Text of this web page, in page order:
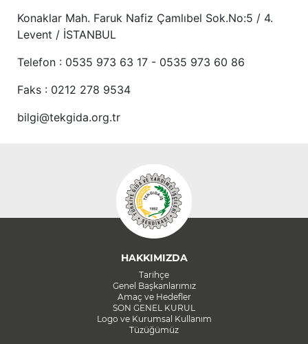
Konaklar Mah. Faruk Nafiz Çamlıbel Sok.No:5 / 4.
Levent / İSTANBUL
Telefon : 0535 973 63 17 - 0535 973 60 86
Faks : 0212 278 9534
bilgi@tekgida.org.tr
HAKKIMIZDA
Tarihçe
Genel Başkanlarımız
Amaç ve Hedefler
SON GENEL KURUL
Logo ve Kurumsal Kullanım
Tüzüğümüz